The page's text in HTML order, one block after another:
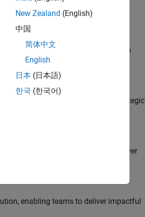
functional teams and programs to
governance, and solutions; a strategic
partnering with engineers to deliver
enabling teams to deliver impactful
New Zealand (English)
中国
简体中文
English
日本 (日本語)
한국 (한국어)